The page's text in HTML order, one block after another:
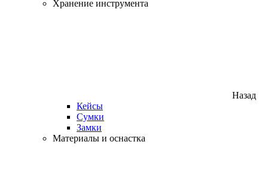
Хранение инструмента
Назад
Кейсы
Сумки
Замки
Материалы и оснастка